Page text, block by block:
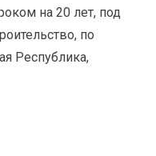
на 20 лет, под
по
Республика,